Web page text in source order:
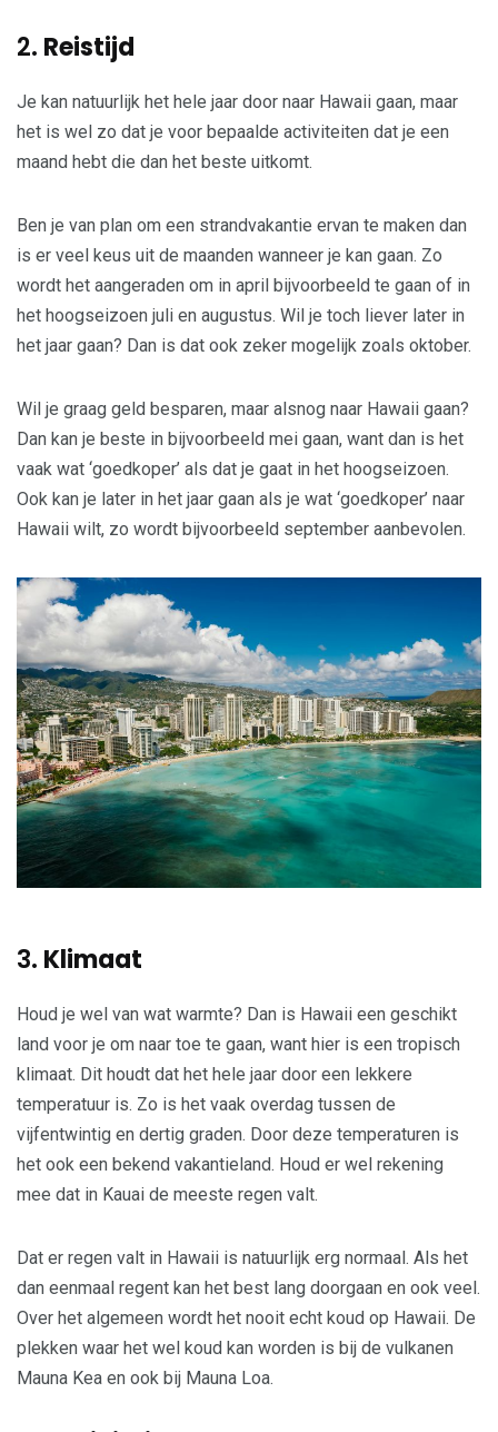
2. Reistijd
Je kan natuurlijk het hele jaar door naar Hawaii gaan, maar
het is wel zo dat je voor bepaalde activiteiten dat je een
maand hebt die dan het beste uitkomt.
Ben je van plan om een strandvakantie ervan te maken dan
is er veel keus uit de maanden wanneer je kan gaan. Zo
wordt het aangeraden om in april bijvoorbeeld te gaan of in
het hoogseizoen juli en augustus. Wil je toch liever later in
het jaar gaan? Dan is dat ook zeker mogelijk zoals oktober.
Wil je graag geld besparen, maar alsnog naar Hawaii gaan?
Dan kan je beste in bijvoorbeeld mei gaan, want dan is het
vaak wat ‘goedkoper’ als dat je gaat in het hoogseizoen.
Ook kan je later in het jaar gaan als je wat ‘goedkoper’ naar
Hawaii wilt, zo wordt bijvoorbeeld september aanbevolen.
3. Klimaat
Houd je wel van wat warmte? Dan is Hawaii een geschikt
land voor je om naar toe te gaan, want hier is een tropisch
klimaat. Dit houdt dat het hele jaar door een lekkere
temperatuur is. Zo is het vaak overdag tussen de
vijfentwintig en dertig graden. Door deze temperaturen is
het ook een bekend vakantieland. Houd er wel rekening
mee dat in Kauai de meeste regen valt.
Dat er regen valt in Hawaii is natuurlijk erg normaal. Als het
dan eenmaal regent kan het best lang doorgaan en ook veel.
Over het algemeen wordt het nooit echt koud op Hawaii. De
plekken waar het wel koud kan worden is bij de vulkanen
Mauna Kea en ook bij Mauna Loa.